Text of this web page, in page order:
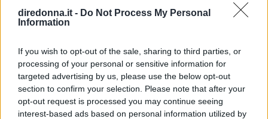
diredonna.it - Do Not Process My Personal
Information
If you wish to opt-out of the sale, sharing to third parties, or
processing of your personal or sensitive information for
targeted advertising by us, please use the below opt-out
section to confirm your selection. Please note that after your
opt-out request is processed you may continue seeing
interest-based ads based on personal information utilized by
PIETRO MILELLA